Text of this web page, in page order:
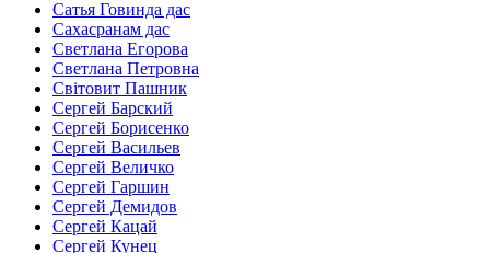
Сатья Говинда дас
Сахасранам дас
Светлана Егорова
Светлана Петровна
Світовит Пашник
Сергей Барский
Сергей Борисенко
Сергей Васильев
Сергей Величко
Сергей Гаршин
Сергей Демидов
Сергей Кацай
Сергей Кунец